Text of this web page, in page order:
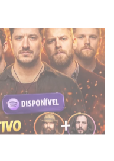
E COLABORATIVA DA